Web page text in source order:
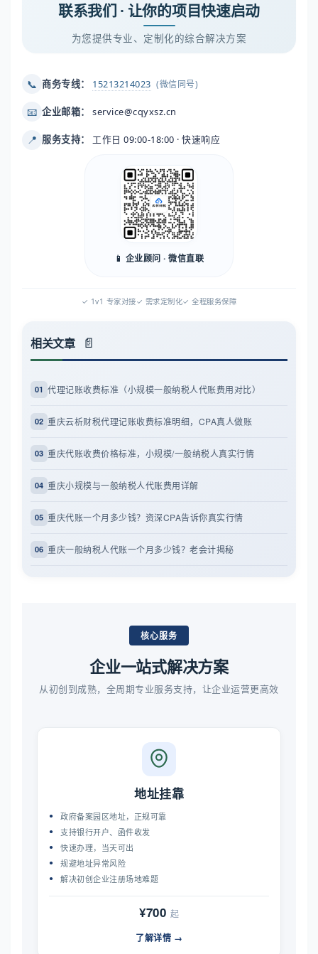
联系我们 · 让你的项目快速启动
为您提供专业、定制化的综合解决方案
📞 商务专线： 15213214023 (微信同号)
📧 企业邮箱： service@cqyxsz.cn
📍 服务支持： 工作日 09:00-18:00 · 快速响应
📱 企业顾问 · 微信直联
✓ 1v1 专家对接✓ 需求定制化✓ 全程服务保障
相关文章
01 代理记账收费标准（小规模一般纳税人代账费用对比）
02 重庆云析财税代理记账收费标准明细，CPA真人做账
03 重庆代账收费价格标准，小规模/一般纳税人真实行情
04 重庆小规模与一般纳税人代账费用详解
05 重庆代账一个月多少钱？资深CPA告诉你真实行情
06 重庆一般纳税人代账一个月多少钱？老会计揭秘
核心服务
企业一站式解决方案
从初创到成熟，全周期专业服务支持，让企业运营更高效
地址挂靠
政府备案园区地址，正规可靠
支持银行开户、函件收发
快速办理，当天可出
规避地址异常风险
解决初创企业注册场地难题
¥700 起
了解详情 →